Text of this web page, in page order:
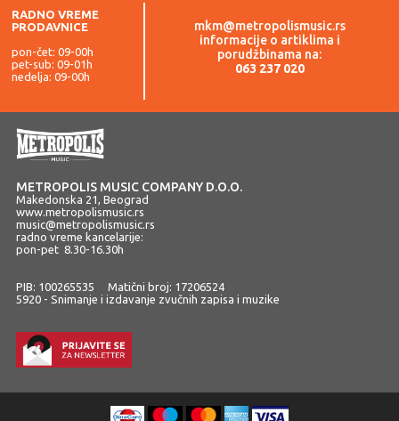
RADNO VREME
PRODAVNICE
pon-čet: 09-00h
pet-sub: 09-01h
nedelja: 09-00h
mkm@metropolismusic.rs
informacije o artiklima i
porudžbinama na:
063 237 020
METROPOLIS MUSIC COMPANY D.O.O.
Makedonska 21, Beograd
www.metropolismusic.rs
music@metropolismusic.rs
radno vreme kancelarije:
pon-pet 8.30-16.30h
PIB: 100265535 Matični broj: 17206524
5920 - Snimanje i izdavanje zvučnih zapisa i muzike